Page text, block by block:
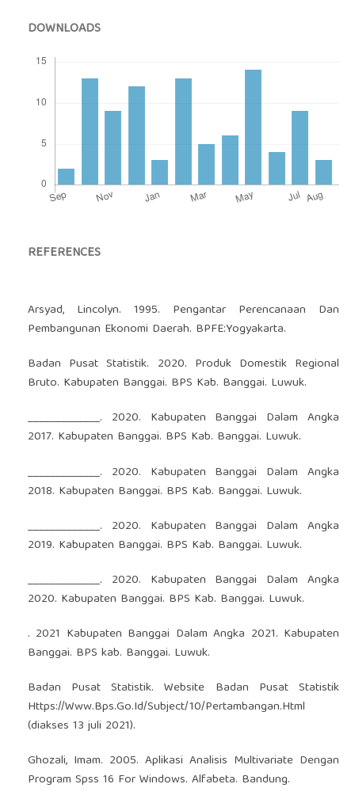
DOWNLOADS
REFERENCES
Arsyad, Lincolyn. 1995. Pengantar Perencanaan Dan
Pembangunan Ekonomi Daerah. BPFE:Yogyakarta.
Badan Pusat Statistik. 2020. Produk Domestik Regional
Bruto. Kabupaten Banggai. BPS Kab. Banggai. Luwuk.
_____________. 2020. Kabupaten Banggai Dalam Angka
2017. Kabupaten Banggai. BPS Kab. Banggai. Luwuk.
_____________. 2020. Kabupaten Banggai Dalam Angka
2018. Kabupaten Banggai. BPS Kab. Banggai. Luwuk.
_____________. 2020. Kabupaten Banggai Dalam Angka
2019. Kabupaten Banggai. BPS Kab. Banggai. Luwuk.
_____________. 2020. Kabupaten Banggai Dalam Angka
2020. Kabupaten Banggai. BPS Kab. Banggai. Luwuk.
. 2021 Kabupaten Banggai Dalam Angka 2021. Kabupaten
Banggai. BPS kab. Banggai. Luwuk.
Badan Pusat Statistik. Website Badan Pusat Statistik
Https://Www.Bps.Go.Id/Subject/10/Pertambangan.Html
(diakses 13 juli 2021).
Ghozali, Imam. 2005. Aplikasi Analisis Multivariate Dengan
Program Spss 16 For Windows. Alfabeta. Bandung.